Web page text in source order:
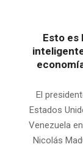
Esto es
El
Estados
Venezuela
Nicolás